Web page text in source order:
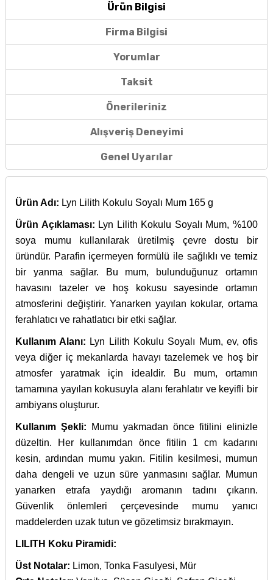
Ürün Bilgisi
Firma Bilgisi
Yorumlar
Taksit
Önerileriniz
Alışveriş Deneyimi
Genel Uyarılar
Ürün Adı: Lyn Lilith Kokulu Soyalı Mum 165 g
Ürün Açıklaması: Lyn Lilith Kokulu Soyalı Mum, %100
soya mumu kullanılarak üretilmiş çevre dostu bir
üründür. Parafin içermeyen formülü ile sağlıklı ve temiz
bir yanma sağlar. Bu mum, bulunduğunuz ortamın
havasını tazeler ve hoş kokusu sayesinde ortamın
atmosferini değiştirir. Yanarken yayılan kokular, ortama
ferahlatıcı ve rahatlatıcı bir etki sağlar.
Kullanım Alanı: Lyn Lilith Kokulu Soyalı Mum, ev, ofis
veya diğer iç mekanlarda havayı tazelemek ve hoş bir
atmosfer yaratmak için idealdir. Bu mum, ortamın
tamamına yayılan kokusuyla alanı ferahlatır ve keyifli bir
ambiyans oluşturur.
Kullanım Şekli: Mumu yakmadan önce fitilini elinizle
düzeltin. Her kullanımdan önce fitilin 1 cm kadarını
kesin, ardından mumu yakın. Fitilin kesilmesi, mumun
daha dengeli ve uzun süre yanmasını sağlar. Mumun
yanarken etrafa yaydığı aromanın tadını çıkarın.
Güvenlik önlemleri çerçevesinde mumu yanıcı
maddelerden uzak tutun ve gözetimsiz bırakmayın.
LILITH Koku Piramidi:
Üst Notalar: Limon, Tonka Fasulyesi, Mür